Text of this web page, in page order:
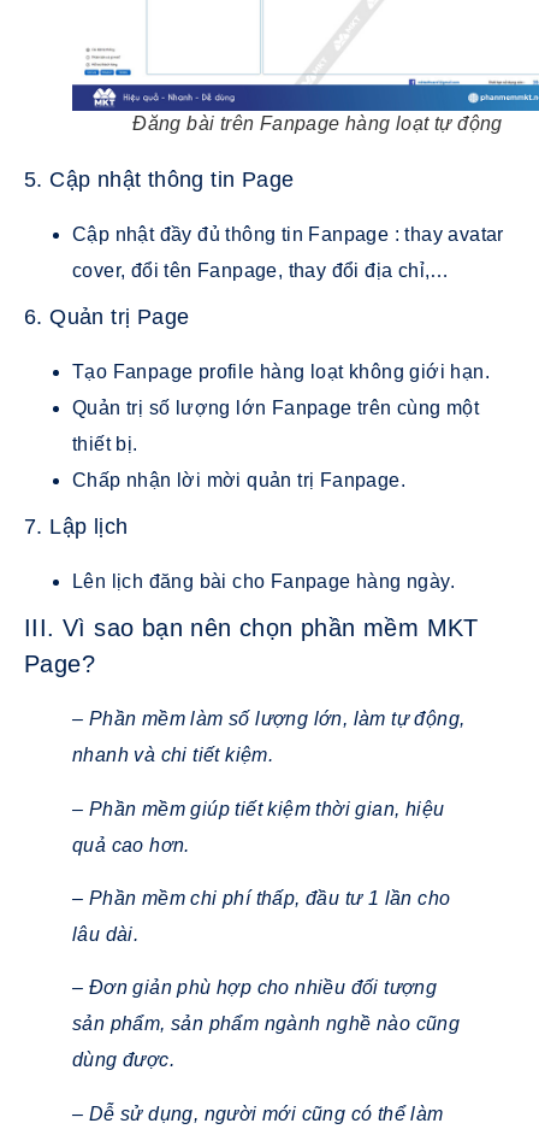
Đăng bài trên Fanpage hàng loạt tự động
5. Cập nhật thông tin Page
Cập nhật đầy đủ thông tin Fanpage : thay avatar
cover, đổi tên Fanpage, thay đổi địa chỉ,…
6. Quản trị Page
Tạo Fanpage profile hàng loạt không giới hạn.
Quản trị số lượng lớn Fanpage trên cùng một
thiết bị.
Chấp nhận lời mời quản trị Fanpage.
7. Lập lịch
Lên lịch đăng bài cho Fanpage hàng ngày.
III. Vì sao bạn nên chọn phần mềm MKT
Page?
– Phần mềm làm số lượng lớn, làm tự động,
nhanh và chi tiết kiệm.
– Phần mềm giúp tiết kiệm thời gian, hiệu
quả cao hơn.
– Phần mềm chi phí thấp, đầu tư 1 lần cho
lâu dài.
– Đơn giản phù hợp cho nhiều đối tượng
sản phẩm, sản phẩm ngành nghề nào cũng
dùng được.
– Dễ sử dụng, người mới cũng có thể làm